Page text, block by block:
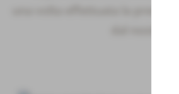
una volta effettuata la
dal nostro